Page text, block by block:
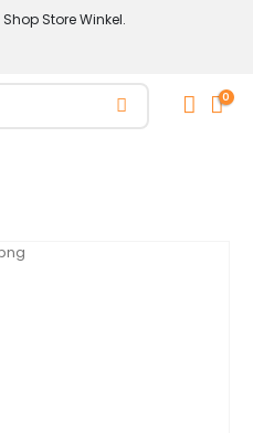
Store Winkel.
0